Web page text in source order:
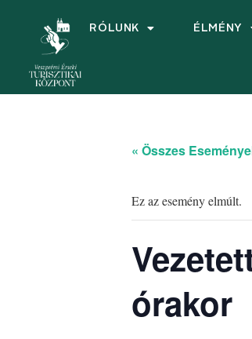
RÓLUNK ÉLMÉNY
« Összes
Ez az esemény elmúlt.
órakor